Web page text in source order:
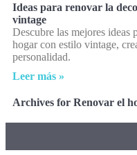
Ideas para renovar la
vintage
Descubre las mejores ideas
hogar con estilo vintage,
personalidad.
Leer más »
Archives for Renovar el